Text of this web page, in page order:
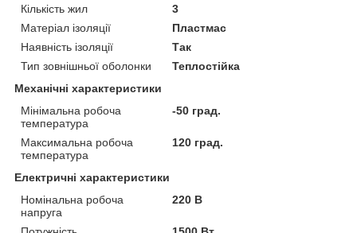
Кількість жил
3
Матеріал ізоляції
Пластмас
Наявність ізоляції
Так
Тип зовнішньої оболонки
Теплостійка
Механічні характеристики
Мінімальна робоча
температура
-50 град.
Максимальна робоча
температура
120 град.
Електричні характеристики
Номінальна робоча
напруга
220 В